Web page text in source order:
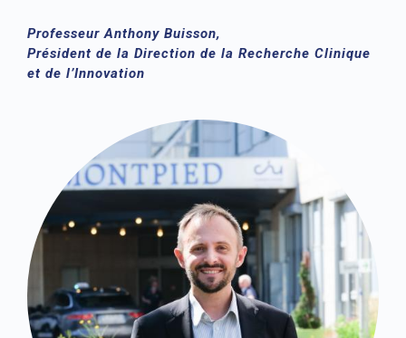
Professeur Anthony Buisson,
Président de la Direction de la Recherche Clinique
et de l’Innovation